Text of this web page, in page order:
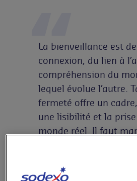
La bienveillance est
connexion, du lien à
compréhension du
lequel évolue l’autre.
fermeté offre un
une lisibilité et la
monde réel. Il faut